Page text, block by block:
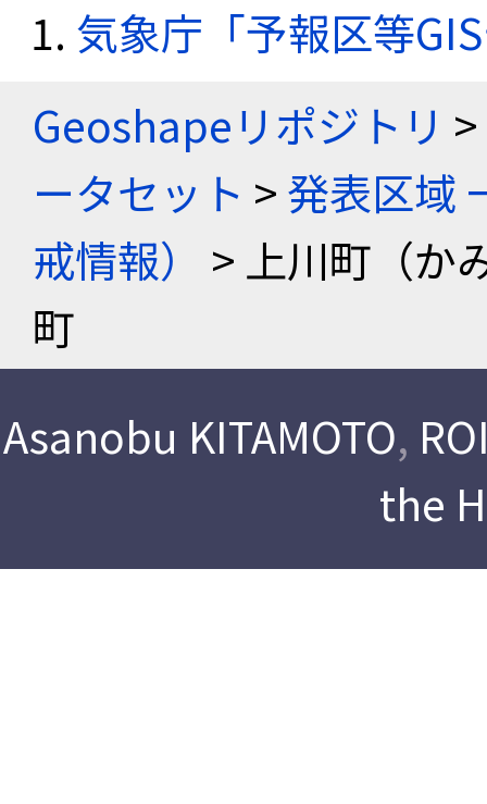
気象庁「予報区等
Geoshapeリポジトリ >
ータセット >発表区域
戒情報）
> 上川町（か
町
Asanobu KITAMOTO,
the